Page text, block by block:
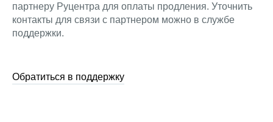
партнеру Руцентра для оплаты продления. Уточнить
контакты для связи с партнером можно в службе
поддержки.
Обратиться в поддержку